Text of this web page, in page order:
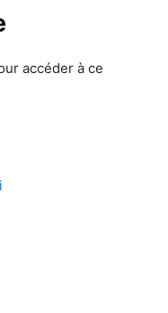
accéder à ce